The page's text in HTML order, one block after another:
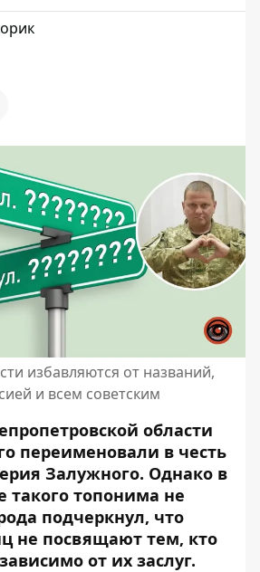
избавляются от названий,
и всем советским
области
переименовали в честь
Залужного. Однако в
такого топонима не
подчеркнул, что
не посвящают тем, кто
от их заслуг.